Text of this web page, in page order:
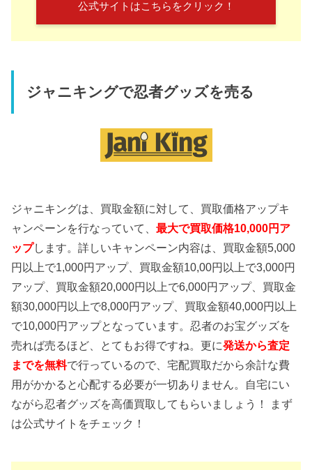
公式サイトはこちらをクリック！
ジャニキングで忍者グッズを売る
ジャニキングは、買取金額に対して、買取価格アップキ
ャンペーンを行なっていて、最大で買取価格10,000円ア
ップします。詳しいキャンペーン内容は、買取金額5,000
円以上で1,000円アップ、買取金額10,00円以上で3,000円
アップ、買取金額20,000円以上で6,000円アップ、買取金
額30,000円以上で8,000円アップ、買取金額40,000円以上
で10,000円アップとなっています。忍者のお宝グッズを
売れば売るほど、とてもお得ですね。更に発送から査定
までを無料で行っているので、宅配買取だから余計な費
用がかかると心配する必要が一切ありません。自宅にい
ながら忍者グッズを高価買取してもらいましょう！ まず
は公式サイトをチェック！